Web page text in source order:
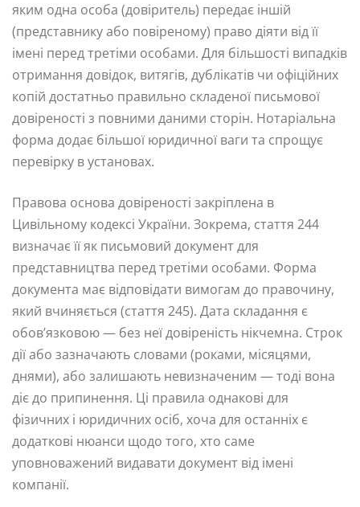
яким одна особа (довіритель) передає іншій
(представнику або повіреному) право діяти від її
імені перед третіми особами. Для більшості випадків
отримання довідок, витягів, дублікатів чи офіційних
копій достатньо правильно складеної письмової
довіреності з повними даними сторін. Нотаріальна
форма додає більшої юридичної ваги та спрощує
перевірку в установах.
Правова основа довіреності закріплена в
Цивільному кодексі України. Зокрема, стаття 244
визначає її як письмовий документ для
представництва перед третіми особами. Форма
документа має відповідати вимогам до правочину,
який вчиняється (стаття 245). Дата складання є
обов’язковою — без неї довіреність нікчемна. Строк
дії або зазначають словами (роками, місяцями,
днями), або залишають невизначеним — тоді вона
діє до припинення. Ці правила однакові для
фізичних і юридичних осіб, хоча для останніх є
додаткові нюанси щодо того, хто саме
уповноважений видавати документ від імені
компанії.